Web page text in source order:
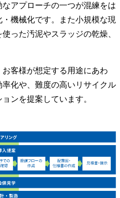
アプローチの一つが混練をは
機械化です。また小規模な現
った汚泥やスラッジの乾燥、
客様が想定する用途にあわ
化や、難度の高いリサイクル
ンを提案しています。